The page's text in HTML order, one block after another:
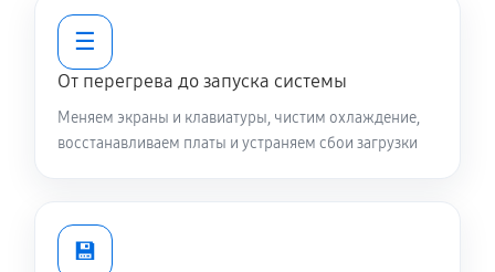
Ремонт петель крышки
Настройка Wi-Fi ноутбука Asus GL753VE-GC046T
1240 руб 60 минут
☰
От перегрева до запуска системы
Меняем экраны и клавиатуры, чистим охлаждение,
восстанавливаем платы и устраняем сбои загрузки
💾